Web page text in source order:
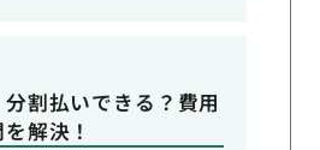
割払いできる？費用
解決！